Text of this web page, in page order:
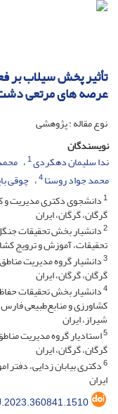
تأثیر پخش سیلاب بر
عرصه های مرتعی
نوع مقاله : پژوهشی
نویسندگان
ندا سلیمان دهکردی1
محمد جواد روستا4 چوقی
1دانشجوی دکتری مدیریت و
گرگان، گرگان، ایران
2دانشیار بخش تحقیقات
تحقیقات، آموزش و ترویج
3دانشیار گروه مدیریت
گرگان، گرگان، ایران
4دانشیار بخش تحقیقات
کشاورزی و منابع‌طبیعی
شیراز، ایران
5استادیار گروه مدیریت
گرگان، گرگان، ایران
6دکتری بیابان زدایی، دفتر
ایران